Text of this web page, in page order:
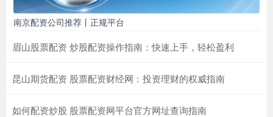
南京配资公司推荐丨正规平台
眉山股票配资 炒股配资操作指南：快速上手，轻松盈利
昆山期货配资 股票配资财经网：投资理财的权威指南
如何配资炒股 股票配资网平台官方网址查询指南